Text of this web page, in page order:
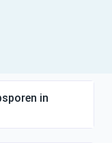
in